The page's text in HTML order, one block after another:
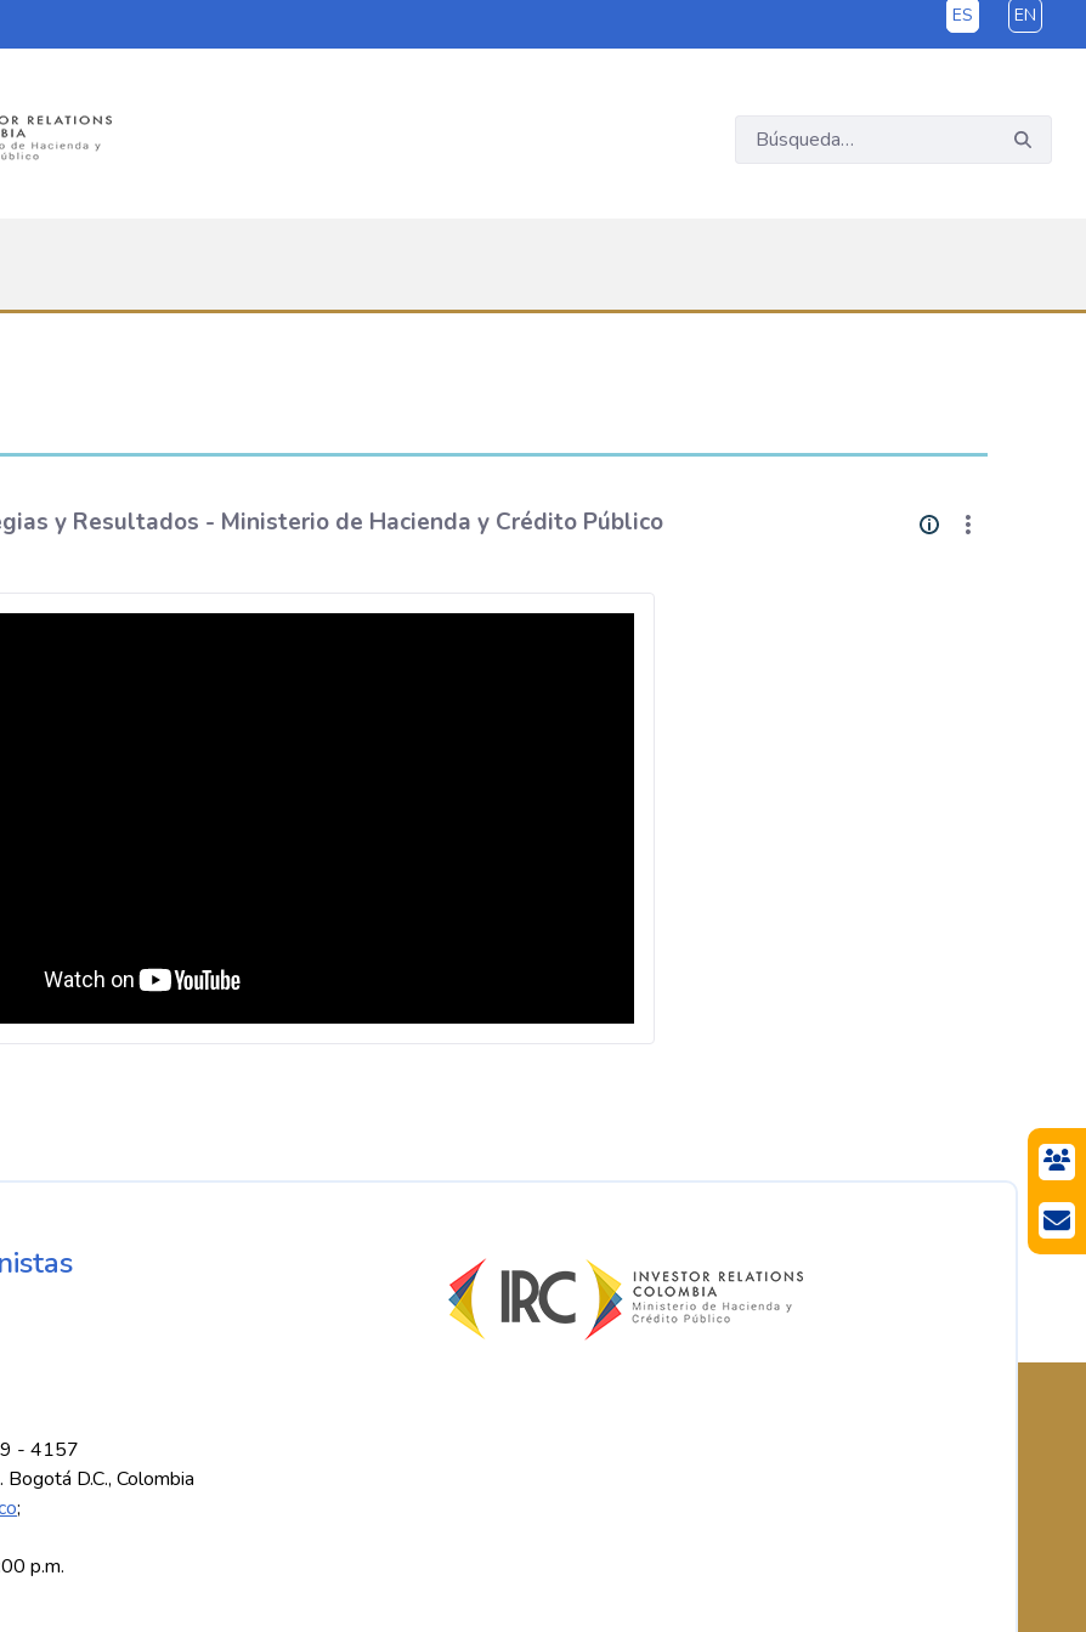
ES EN
y Resultados - Ministerio de Hacienda y Crédito Público
- 4157
D.C., Colombia
;
p.m.